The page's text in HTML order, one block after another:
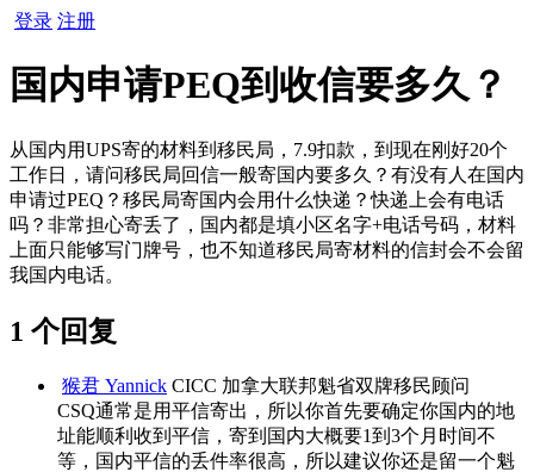
登录 注册
国内申请PEQ到收信要多久？
从国内用UPS寄的材料到移民局，7.9扣款，到现在刚好20个
工作日，请问移民局回信一般寄国内要多久？有没有人在国内
申请过PEQ？移民局寄国内会用什么快递？快递上会有电话
吗？非常担心寄丢了，国内都是填小区名字+电话号码，材料
上面只能够写门牌号，也不知道移民局寄材料的信封会不会留
我国内电话。
1 个回复
猴君 Yannick CICC 加拿大联邦魁省双牌移民顾问
CSQ通常是用平信寄出，所以你首先要确定你国内的地
址能顺利收到平信，寄到国内大概要1到3个月时间不
等，国内平信的丢件率很高，所以建议你还是留一个魁